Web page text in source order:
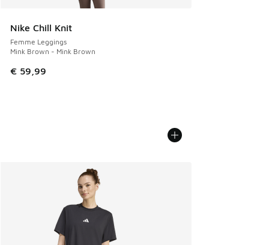
Nike Chill Knit
Femme Leggings
Mink Brown - Mink Brown
€ 59,99